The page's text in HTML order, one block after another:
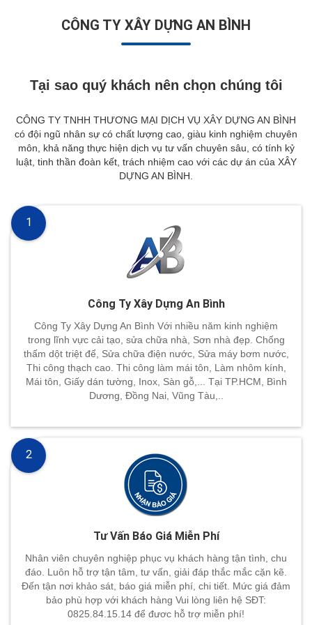
CÔNG TY XÂY DỰNG AN BÌNH
Tại sao quý khách nên chọn chúng tôi
CÔNG TY TNHH THƯƠNG MẠI DỊCH VỤ XÂY DỰNG AN BÌNH
có đội ngũ nhân sự có chất lượng cao, giàu kinh nghiệm chuyên
môn, khả năng thực hiện dịch vụ tư vấn chuyên sâu, có tính kỷ
luật, tinh thần đoàn kết, trách nhiệm cao với các dự án của XÂY
DỰNG AN BÌNH.
Công Ty Xây Dựng An Bình
Công Ty Xây Dựng An Bình Với nhiều năm kinh nghiệm
trong lĩnh vực cải tạo, sửa chữa nhà, Sơn nhà đẹp. Chống
thấm dột triệt để, Sửa chữa điện nước, Sửa máy bơm nước,
Thi công thạch cao. Thi công làm mái tôn, Làm nhôm kính,
Mái tôn, Giấy dán tường, Inox, Sàn gỗ,... Tại TP.HCM, Bình
Dương, Đồng Nai, Vũng Tàu,..
1
Tư Vấn Báo Giá Miễn Phí
Nhân viên chuyên nghiệp phục vụ khách hàng tận tình, chu
đáo. Luôn hỗ trợ tận tâm, tư vấn, giải đáp thắc mắc cặn kẽ.
Đến tận nơi khảo sát, báo giá miễn phí, chi tiết. Mức giá đảm
bảo phù hợp với khách hàng Vui lòng liên hệ SĐT:
0825.84.15.14 để đươc hỗ trợ miễn phí!
2